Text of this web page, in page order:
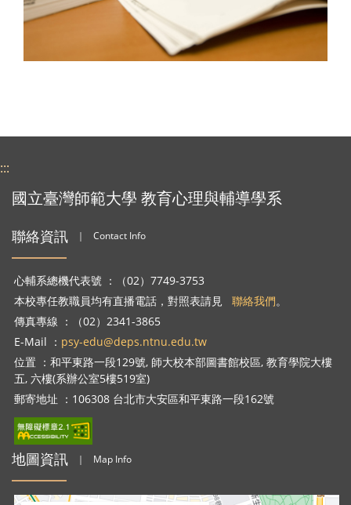
:::
國立臺灣師範大學 教育心理與輔導學系
聯絡資訊 ｜ Contact Info
心輔系總機代表號 ：（02）7749-3753
本校專任教職員均有直播電話，對照表請見 聯絡我們。
傳真專線 ：（02）2341-3865
E-Mail ： psy-edu@deps.ntnu.edu.tw
位置 ：和平東路一段129號, 師大校本部圖書館校區, 教育學院大樓
五, 六樓(系辦公室5樓519室)
郵寄地址 ：106308 台北市大安區和平東路一段162號
地圖資訊 ｜ Map Info